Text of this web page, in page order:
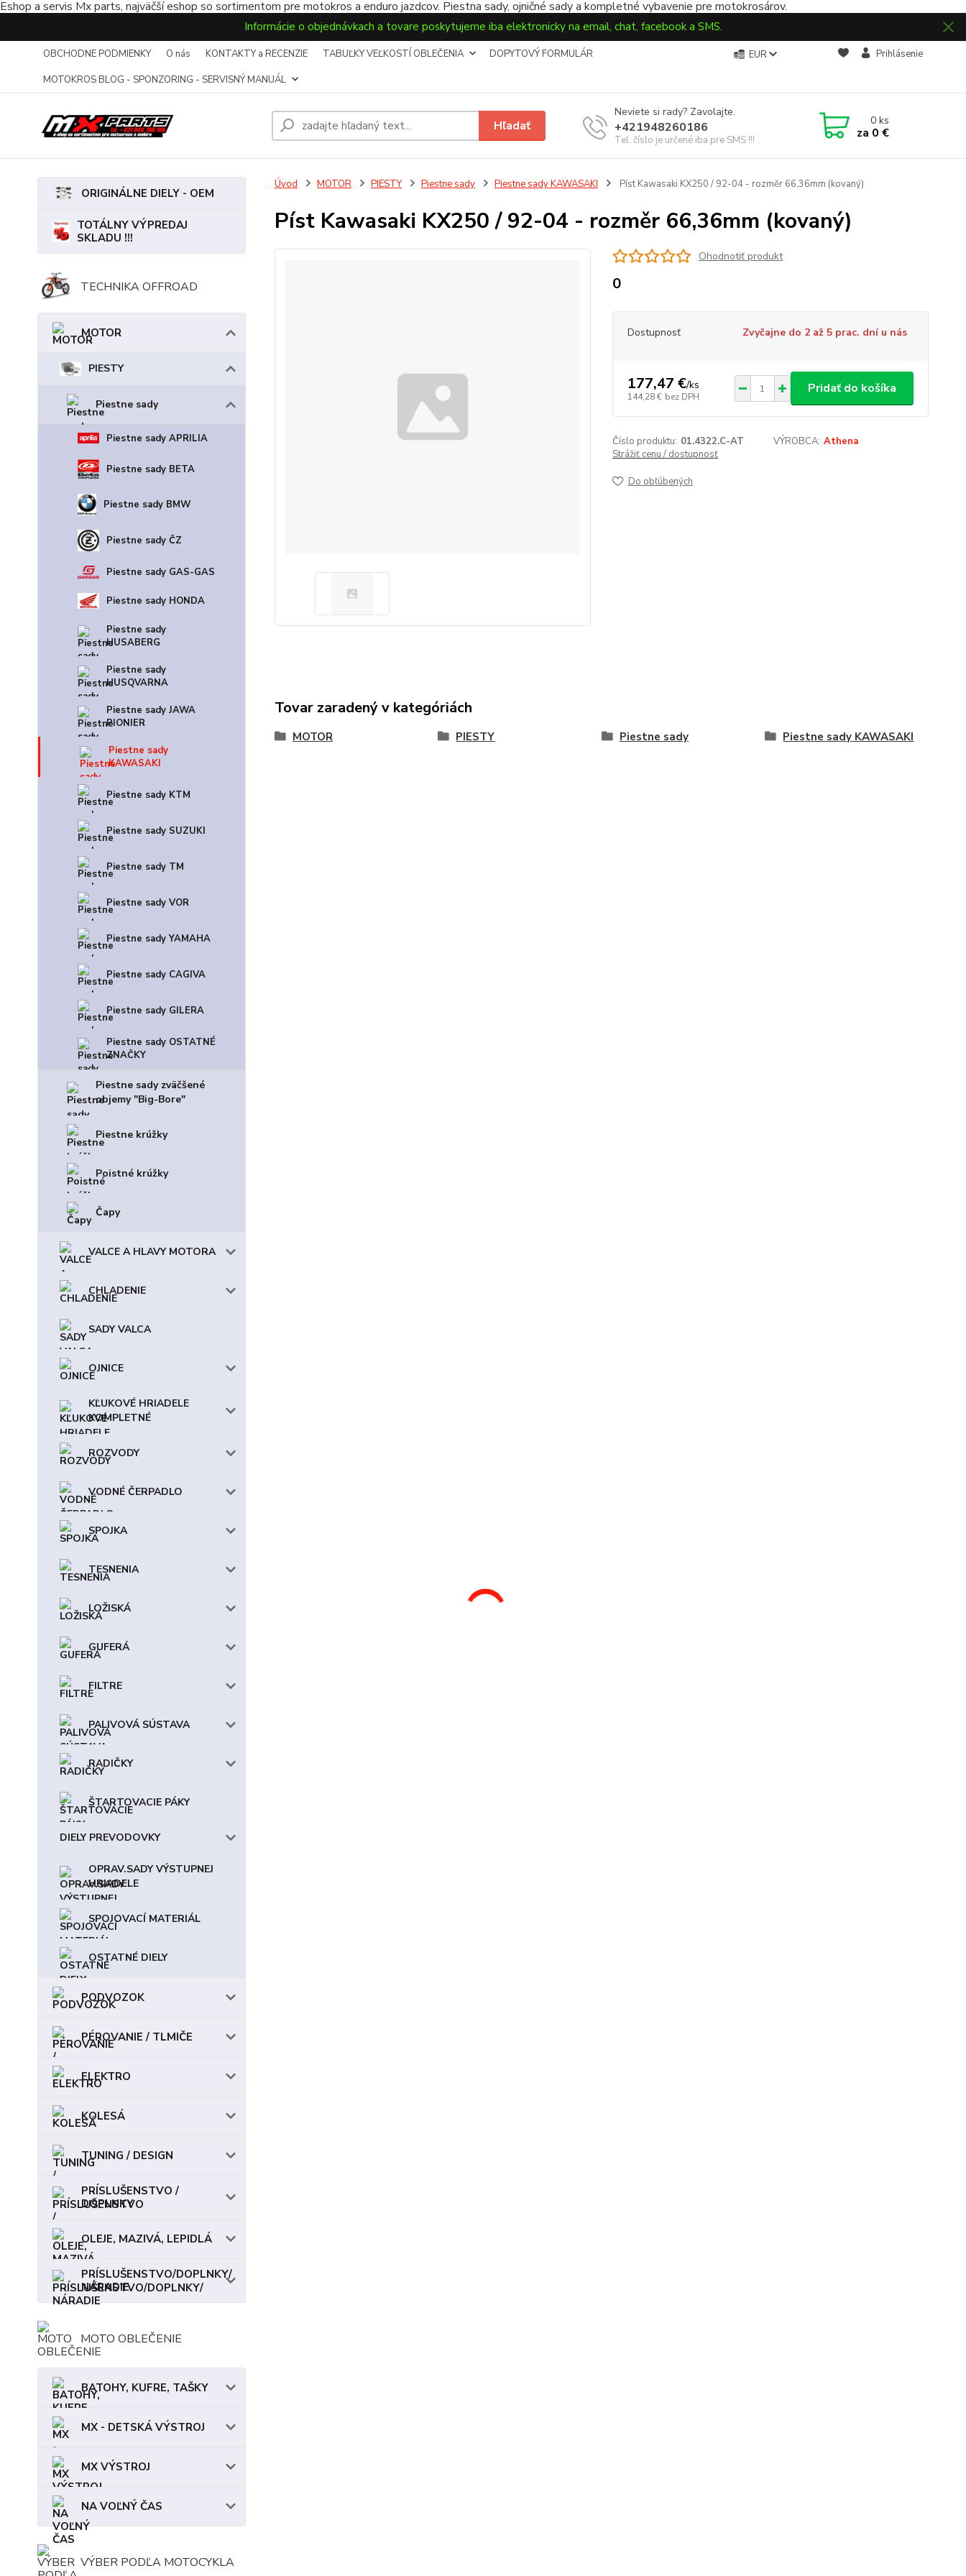
Eshop a servis Mx parts, najväčší eshop so sortimentom pre motokros a enduro jazdcov. Piestna sady, ojničné sady a kompletné vybavenie pre motokrosárov.
Informácie o objednávkach a tovare poskytujeme iba elektronicky na email, chat, facebook a SMS.
OBCHODNE PODMIENKY O nás KONTAKTY a RECENZIE TABUĽKY VEĽKOSTÍ OBLEČENIA
DOPYTOVÝ FORMULÁR
MOTOKROS BLOG - SPONZORING - SERVISNÝ MANUÁL
EUR Prihlásenie
Hľadať
Neviete si rady? Zavolajte.
+421948260186
Tel. číslo je určené iba pre SMS !!!
0ks
za 0 €
ORIGINÁLNE DIELY - OEM
TOTÁLNY VÝPREDAJ
SKLADU !!!
TECHNIKA OFFROAD
MOTOR
PIESTY
Piestne sady
Piestne sady APRILIA
Piestne sady BETA
Piestne sady BMW
Piestne sady ČZ
Piestne sady GAS-GAS
Piestne sady HONDA
Piestne sady
HUSABERG
Piestne sady
HUSQVARNA
Piestne sady JAWA
PIONIER
Piestne sady
KAWASAKI
Piestne sady KTM
Piestne sady SUZUKI
Piestne sady TM
Piestne sady VOR
Piestne sady YAMAHA
Piestne sady CAGIVA
Piestne sady GILERA
Piestne sady OSTATNÉ
ZNAČKY
Piestne sady zväčšené
objemy "Big-Bore"
Piestne krúžky
Poistné krúžky
Čapy
VALCE A HLAVY MOTORA
CHLADENIE
SADY VALCA
OJNICE
KĽUKOVÉ HRIADELE
KOMPLETNÉ
ROZVODY
VODNÉ ČERPADLO
SPOJKA
TESNENIA
LOŽISKÁ
GUFERÁ
FILTRE
PALIVOVÁ SÚSTAVA
RADIČKY
ŠTARTOVACIE PÁKY
DIELY PREVODOVKY
OPRAV.SADY VÝSTUPNEJ
HRIADELE
SPOJOVACÍ MATERIÁL
OSTATNÉ DIELY
PODVOZOK
PÉROVANIE / TLMIČE
ELEKTRO
KOLESÁ
TUNING / DESIGN
PRÍSLUŠENSTVO /
DOPLNKY
OLEJE, MAZIVÁ, LEPIDLÁ
PRÍSLUŠENSTVO/DOPLNKY/
NÁRADIE
MOTO OBLEČENIE
BATOHY, KUFRE, TAŠKY
MX - DETSKÁ VÝSTROJ
MX VÝSTROJ
NA VOĽNÝ ČAS
VÝBER PODĽA MOTOCYKLA
Úvod MOTOR PIESTY Piestne sady Piestne sady KAWASAKI Píst Kawasaki KX250 / 92-04 - rozměr 66,36mm (kovaný)
Píst Kawasaki KX250 / 92-04 - rozměr 66,36mm (kovaný)
Ohodnotiť produkt
0
Dostupnosť Zvyčajne do 2 až 5 prac. dní u nás
177,47 €/ks
144,28 € bez DPH
Pridať do košíka
Číslo produktu: 01.4322.C-AT VÝROBCA: Athena
Strážiť cenu / dostupnosť
Do obľúbených
Tovar zaradený v kategóriách
MOTOR PIESTY Piestne sady Piestne sady KAWASAKI